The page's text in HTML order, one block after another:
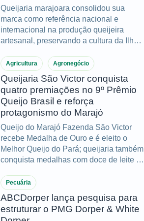
Queijaria marajoara consolidou sua
marca como referência nacional e
internacional na produção queijeira
artesanal, preservando a cultura da Ilha
conquistas ao longo de duas décadas
Agricultura Agronegócio
Queijaria São Victor conquista
quatro premiações no 9º Prêmio
Queijo Brasil e reforça
protagonismo do Marajó
Queijo do Marajó Fazenda São Victor
recebe Medalha de Ouro e é eleito o
Melhor Queijo do Pará; queijaria também
conquista medalhas com doce de leite e
Pecuária
ABCDorper lança pesquisa para
estruturar o PMG Dorper & White